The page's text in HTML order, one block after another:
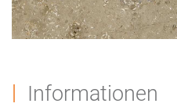
Informationen